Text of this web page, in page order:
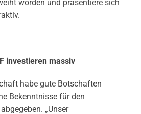
worden und präsentiere sich
investieren massiv
habe gute Botschaften
Bekenntnisse für den
„Unser